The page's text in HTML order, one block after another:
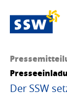
Der SSW